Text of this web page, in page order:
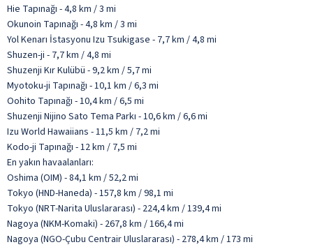
Hie Tapınağı - 4,8 km / 3 mi
Okunoin Tapınağı - 4,8 km / 3 mi
Yol Kenarı İstasyonu Izu Tsukigase - 7,7 km / 4,8 mi
Shuzen-ji - 7,7 km / 4,8 mi
Shuzenji Kır Kulübü - 9,2 km / 5,7 mi
Myotoku-ji Tapınağı - 10,1 km / 6,3 mi
Oohito Tapınağı - 10,4 km / 6,5 mi
Shuzenji Nijino Sato Tema Parkı - 10,6 km / 6,6 mi
Izu World Hawaiians - 11,5 km / 7,2 mi
Kodo-ji Tapınağı - 12 km / 7,5 mi
En yakın havaalanları:
Oshima (OIM) - 84,1 km / 52,2 mi
Tokyo (HND-Haneda) - 157,8 km / 98,1 mi
Tokyo (NRT-Narita Uluslararası) - 224,4 km / 139,4 mi
Nagoya (NKM-Komaki) - 267,8 km / 166,4 mi
Nagoya (NGO-Çubu Centrair Uluslararası) - 278,4 km / 173 mi